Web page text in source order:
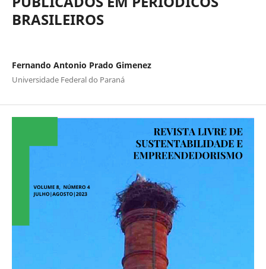
BRASILEIROS
Fernando Antonio Prado Gimenez
Universidade Federal do Paraná